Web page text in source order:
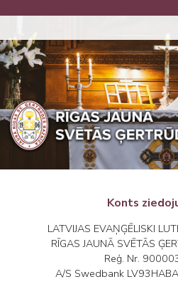
Konts
LATVIJAS EVAŅĢĒLISKI
RĪGAS JAUNĀ SVĒTĀS
Reģ. Nr.
A/S Swedbank